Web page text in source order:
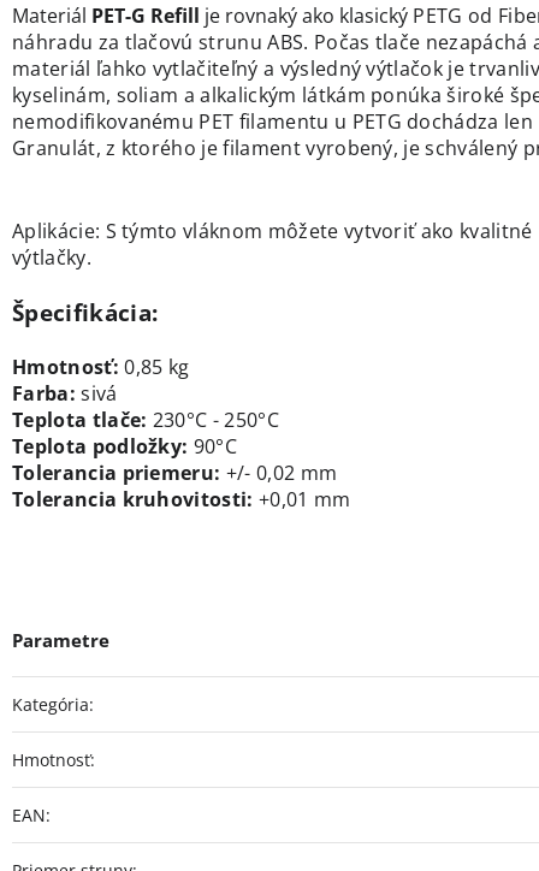
Materiál PET-G Refill je rovnaký ako klasický PETG od
náhradu za tlačovú strunu ABS. Počas tlače nezapáchá
materiál ľahko vytlačiteľný a výsledný výtlačok je
kyselinám, soliam a alkalickým látkám ponúka široké
nemodifikovanému PET filamentu u PETG dochádza
Granulát, z ktorého je filament vyrobený, je schválený
Aplikácie: S týmto vláknom môžete vytvoriť ako
výtlačky.
Špecifikácia:
Hmotnosť: 0,85 kg
Farba: sivá
Teplota tlače: 230°C - 250°C
Teplota podložky: 90°C
Tolerancia priemeru: +/- 0,02 mm
Tolerancia kruhovitosti: +0,01 mm
Kategória:
Hmotnosť:
EAN: